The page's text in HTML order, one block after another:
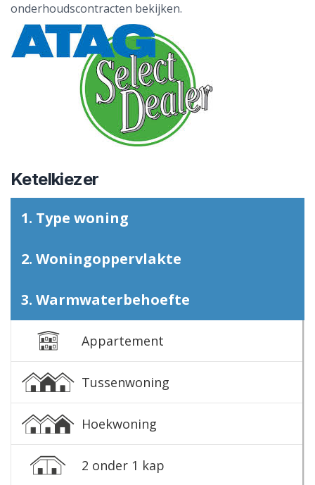
onderhoudscontracten bekijken.
Ketelkiezer
1. Type woning
2. Woningoppervlakte
3. Warmwaterbehoefte
Appartement
Tussenwoning
Hoekwoning
2 onder 1 kap